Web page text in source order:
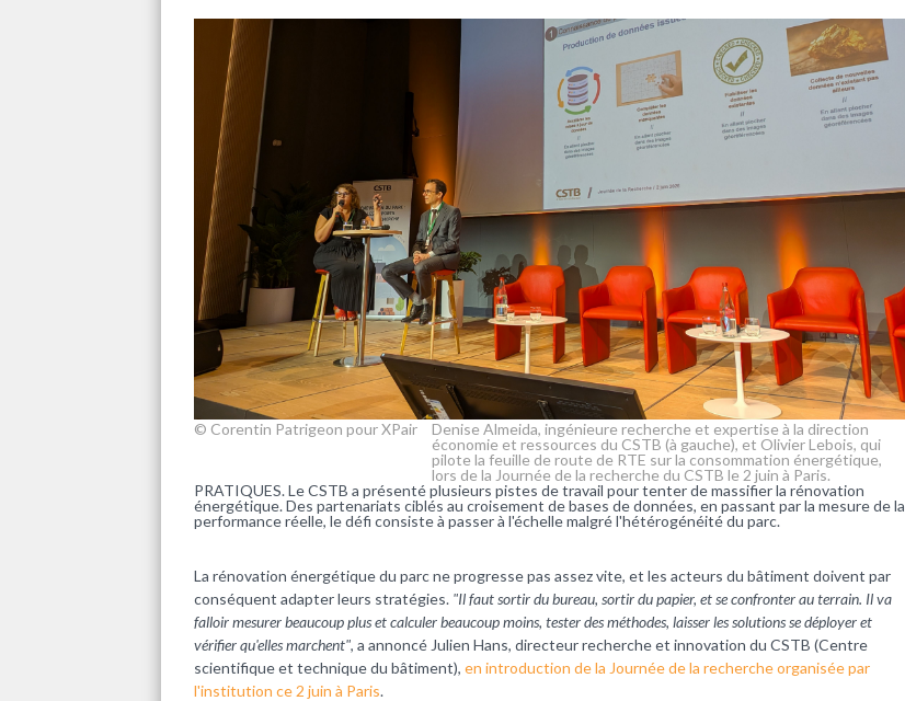
© Corentin Patrigeon pour XPair
Denise Almeida, ingénieure recherche et expertise à la direction
économie et ressources du CSTB (à gauche), et Olivier Lebois, qui
pilote la feuille de route de RTE sur la consommation énergétique,
lors de la Journée de la recherche du CSTB le 2 juin à Paris.
PRATIQUES. Le CSTB a présenté plusieurs pistes de travail pour tenter de massifier la rénovation
énergétique. Des partenariats ciblés au croisement de bases de données, en passant par la mesure de la
performance réelle, le défi consiste à passer à l'échelle malgré l'hétérogénéité du parc.
La rénovation énergétique du parc ne progresse pas assez vite, et les acteurs du bâtiment doivent par
conséquent adapter leurs stratégies. "Il faut sortir du bureau, sortir du papier, et se confronter au terrain. Il va
falloir mesurer beaucoup plus et calculer beaucoup moins, tester des méthodes, laisser les solutions se déployer et
vérifier qu'elles marchent", a annoncé Julien Hans, directeur recherche et innovation du CSTB (Centre
scientifique et technique du bâtiment), en introduction de la Journée de la recherche organisée par
l'institution ce 2 juin à Paris.